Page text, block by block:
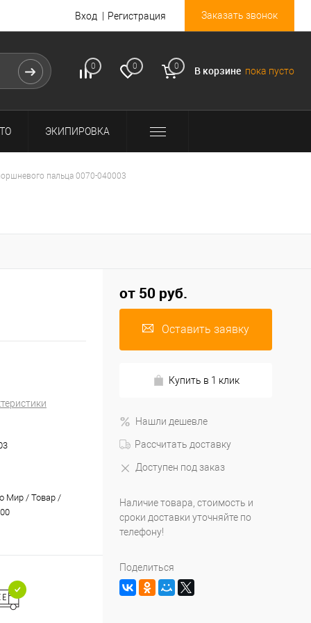
Вход Регистрация Заказать звонок
0 0 0 В корзине пока пусто
ЭКИПИРОВКА
пальца 0070-040003
Мир / Товар /
от 50 руб.
Оставить заявку
Купить в 1 клик
Нашли дешевле
Рассчитать доставку
Доступен под заказ
Наличие товара, стоимость и
сроки доставки уточняйте по
телефону!
Поделиться